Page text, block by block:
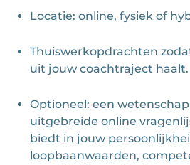
Locatie: online, fysiek of
Thuiswerkopdrachten
uit jouw coachtraject haalt.
Optioneel: een
uitgebreide online
biedt in jouw
loopbaanwaarden,